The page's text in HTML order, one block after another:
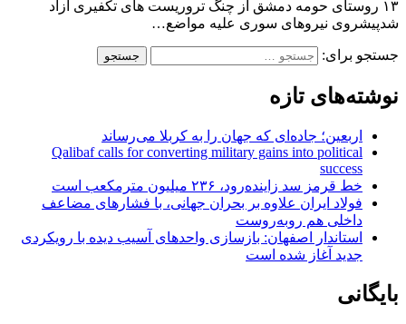
۱۳ روستای حومه دمشق از چنگ تروریست های تکفیری آزاد
شدپیشروی نیروهای سوری علیه مواضع…
جستجو برای:
نوشته‌های تازه
اربعین؛ جاده‌ای که جهان را به کربلا می‌رساند
Qalibaf calls for converting military gains into political
success
خط قرمز سد زاینده‌رود، ۲۳۶ میلیون مترمکعب است
فولاد ایران علاوه بر بحران جهانی، با فشارهای مضاعف
داخلی هم روبه‌روست
استاندار اصفهان: بازسازی واحدهای آسیب دیده با رویکردی
جدید آغاز شده است
بایگانی